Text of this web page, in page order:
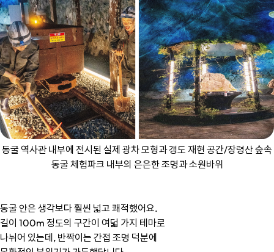
동굴 역사관 내부에 전시된 실제 광차 모형과 갱도 재현 공간/장령산 숲속
동굴 체험파크 내부의 은은한 조명과 소원바위
동굴 안은 생각보다 훨씬 넓고 쾌적했어요.
길이 100m 정도의 구간이 여덟 가지 테마로
나뉘어 있는데, 반짝이는 간접 조명 덕분에